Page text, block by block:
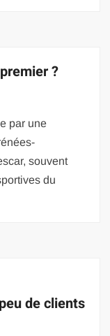
?
par une
souvent
du
de clients